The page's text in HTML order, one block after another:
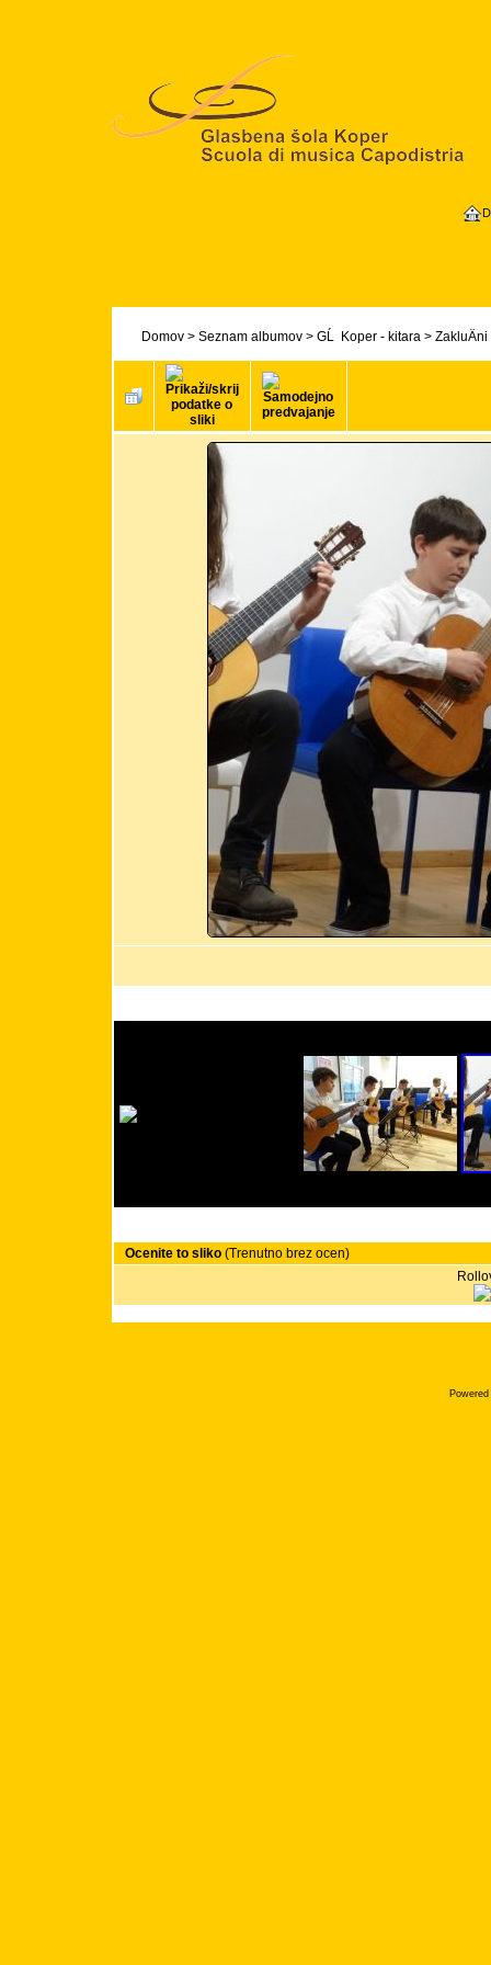
Domov> Seznam albumov> GĹ Koper - kitara>
Ocenite to sliko(Trenutno brez ocen)